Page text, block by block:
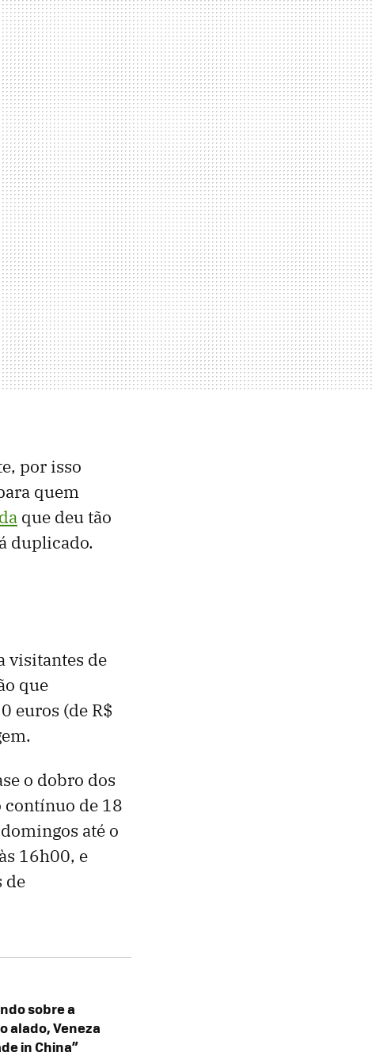
por isso
quem
que deu tão
duplicado.
visitantes de
que
euros (de R$
o dobro dos
contínuo de 18
até o
16h00, e
de
sobre a
alado, Veneza
in China”